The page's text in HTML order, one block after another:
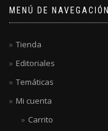
MENÚ DE NAVEGACIÓN
Tienda
Editoriales
Temáticas
Mi cuenta
Carrito